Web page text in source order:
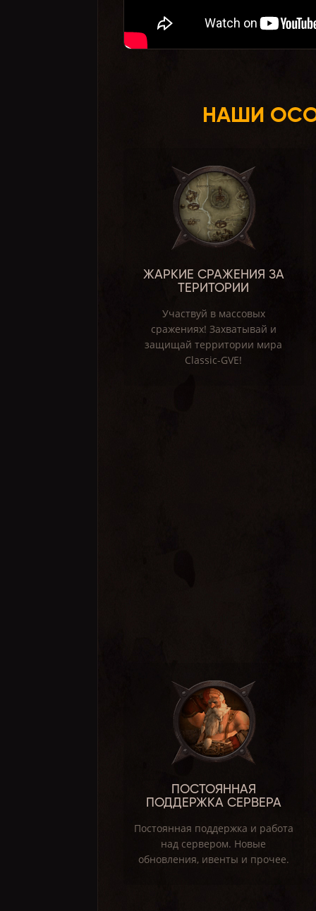
НАШИ
ЖАРКИЕ СРАЖЕНИЯ ЗА
ТЕРИТОРИИ
Участвуй в массовых
сражениях! Захватывай и
защищай территории мира
Classic-GVE!
ПОСТОЯННАЯ
ПОДДЕРЖКА СЕРВЕРА
Постоянная поддержка и работа
над сервером. Новые
обновления, ивенты и прочее.